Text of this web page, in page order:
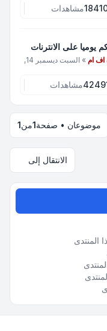
مشاهدات
يوميا على الانترنات
اف ام »
السبت ديسمبر 14,
مشاهدات
موضوعان • صفحة1من1
الانتقال إلى
المنتدى